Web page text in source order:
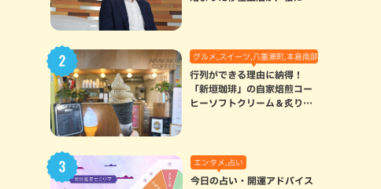
グルメ,スイーツ,八重瀬町,本島南部
行列ができる理由に納得！
「新垣珈琲」の自家焙煎コー
ヒーソフトクリーム＆炙りマ
エンタメ,占い
今日の占い・開運アドバイス